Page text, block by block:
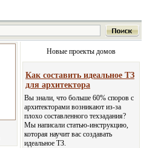
Новые проекты домов
Как составить идеальное ТЗ
для архитектора
Вы знали, что больше 60% споров с
архитекторами возникают из-за
плохо составленного техзадания?
Мы написали статью-инструкцию,
которая научит вас создавать
идеальное ТЗ.